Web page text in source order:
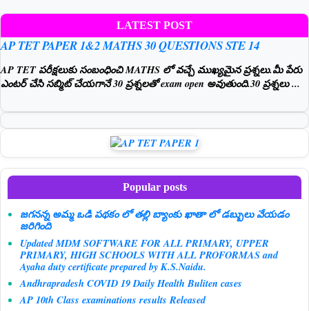
LATEST POST
AP TET PAPER 1&2 MATHS 30 QUESTIONS STE 14
AP TET పరీక్షలుకు సంబంధించి MATHS లో వచ్చే ముఖ్యమైన ప్రశ్నలు.మీ పేరు
ఎంటర్ చేసి సబ్మిట్ చేయగానే 30 ప్రశ్నలతో exam open అవుతుంది.30 ప్రశ్నలు ...
Popular posts
జగనన్న అమ్మ ఒడి పథకం లో తల్లి బ్యాంకు ఖాతా లో డబ్బులు వేయడం
జరిగింది
Updated MDM SOFTWARE FOR ALL PRIMARY, UPPER
PRIMARY, HIGH SCHOOLS WITH ALL PROFORMAS and
Ayaha duty certificate prepared by K.S.Naidu.
Andhrapradesh COVID 19 Daily Health Buliten cases
AP 10th Class examinations results Released